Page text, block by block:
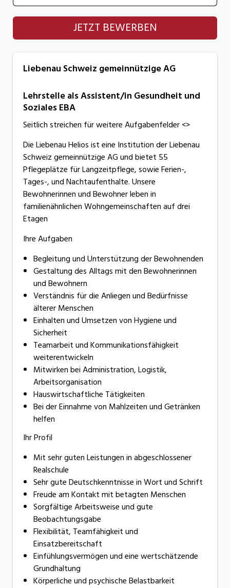
Liebenau Schweiz gemeinnützige AG
JETZT BEWERBEN
Liebenau Schweiz gemeinnützige AG
Lehrstelle als Assistent/in Gesundheit und
Soziales EBA
Seitlich streichen für weitere Aufgabenfelder <>
Die Liebenau Helios ist eine Institution der Liebenau
Schweiz gemeinnützige AG und bietet 55
Pflegeplätze für Langzeitpflege, sowie Ferien-,
Tages-, und Nachtaufenthalte. Unsere
Bewohnerinnen und Bewohner leben in
familienähnlichen Wohngemeinschaften auf drei
Etagen
Ihre Aufgaben
Begleitung und Unterstützung der Bewohnenden
Gestaltung des Alltags mit den Bewohnerinnen
und Bewohnern
Verständnis für die Anliegen und Bedürfnisse
älterer Menschen
Einhalten und Umsetzen von Hygiene und
Sicherheit
Teamarbeit und Kommunikationsfähigkeit
weiterentwickeln
Mitwirken bei Administration, Logistik,
Arbeitsorganisation
Hauswirtschaftliche Tätigkeiten
Bei der Einnahme von Mahlzeiten und Getränken
helfen
Ihr Profil
Mit sehr guten Leistungen in abgeschlossener
Realschule
Sehr gute Deutschkenntnisse in Wort und Schrift
Freude am Kontakt mit betagten Menschen
Sorgfältige Arbeitsweise und gute
Beobachtungsgabe
Flexibilität, Teamfähigkeit und
Einsatzbereitschaft
Einfühlungsvermögen und eine wertschätzende
Grundhaltung
Körperliche und psychische Belastbarkeit